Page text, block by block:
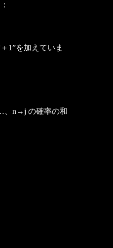
1”を加えていま
、n→j の確率の和